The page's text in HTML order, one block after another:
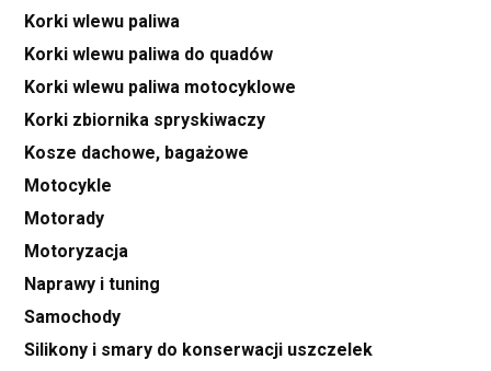
Korki wlewu paliwa
Korki wlewu paliwa do quadów
Korki wlewu paliwa motocyklowe
Korki zbiornika spryskiwaczy
Kosze dachowe, bagażowe
Motocykle
Motorady
Motoryzacja
Naprawy i tuning
Samochody
Silikony i smary do konserwacji uszczelek